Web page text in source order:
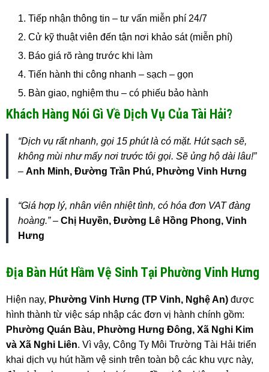
Tiếp nhận thông tin – tư vấn miễn phí 24/7
Cử kỹ thuật viên đến tận nơi khảo sát (miễn phí)
Báo giá rõ ràng trước khi làm
Tiến hành thi công nhanh – sạch – gọn
Bàn giao, nghiệm thu – có phiếu bảo hành
Khách Hàng Nói Gì Về Dịch Vụ Của Tài Hải?
“Dịch vụ rất nhanh, gọi 15 phút là có mặt. Hút sạch sẽ,
không mùi như mấy nơi trước tôi gọi. Sẽ ủng hộ dài lâu!”
– Anh Minh, Đường Trần Phú, Phường Vinh Hưng
“Giá hợp lý, nhân viên nhiệt tình, có hóa đơn VAT đàng
hoàng.”– Chị Huyền, Đường Lê Hồng Phong, Vinh
Hưng
Địa Bàn Hút Hầm Vệ Sinh Tại Phường Vinh Hưng
Hiện nay, Phường Vinh Hưng (TP Vinh, Nghệ An) được
hình thành từ việc sáp nhập các đơn vị hành chính gồm:
Phường Quán Bàu, Phường Hưng Đông, Xã Nghi Kim
và Xã Nghi Liên. Vì vậy, Công Ty Môi Trường Tài Hải triển
khai dịch vụ hút hầm vệ sinh trên toàn bộ các khu vực này,